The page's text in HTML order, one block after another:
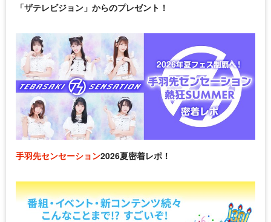
「ザテレビジョン」からのプレゼント！
手羽先センセーション2026夏密着レポ！